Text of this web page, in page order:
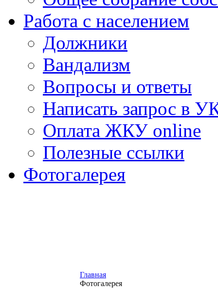
Работа с населением
Должники
Вандализм
Вопросы и ответы
Написать запрос в
Оплата ЖКУ online
Полезные ссылки
Фотогалерея
Главная
Фотогалерея